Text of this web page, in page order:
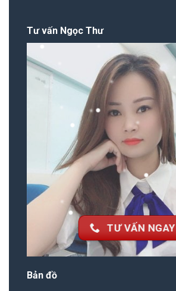
Tư vấn Ngọc Thư
TƯ VẤN NGAY
Bản đồ